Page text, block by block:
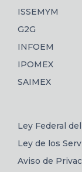
ISSEMYM
G2G
INFOEM
IPOMEX
SAIMEX
Ley Federal
Ley de los
Aviso de